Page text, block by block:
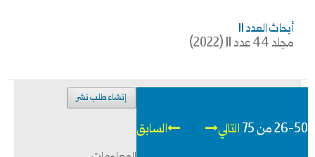
أبحاث العدد 11
مجلد 44 عدد 11 (2022)
السابق 26-50 من 75 التالي
إنشاء طلب نشر